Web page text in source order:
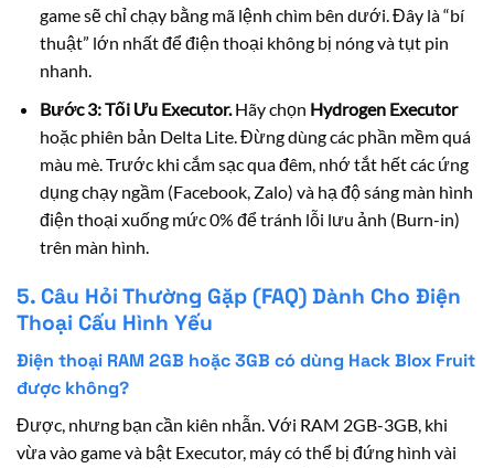
game sẽ chỉ chạy bằng mã lệnh chìm bên dưới. Đây là “bí
thuật” lớn nhất để điện thoại không bị nóng và tụt pin
nhanh.
Bước 3: Tối Ưu Executor.Hãy chọn Hydrogen Executor
hoặc phiên bản Delta Lite. Đừng dùng các phần mềm quá
màu mè. Trước khi cắm sạc qua đêm, nhớ tắt hết các ứng
dụng chạy ngầm (Facebook, Zalo) và hạ độ sáng màn hình
điện thoại xuống mức 0% để tránh lỗi lưu ảnh (Burn-in)
trên màn hình.
5. Câu Hỏi Thường Gặp (FAQ) Dành Cho Điện
Thoại Cấu Hình Yếu
Điện thoại RAM 2GB hoặc 3GB có dùng Hack Blox Fruit
được không?
Được, nhưng bạn cần kiên nhẫn. Với RAM 2GB-3GB, khi
vừa vào game và bật Executor, máy có thể bị đứng hình vài